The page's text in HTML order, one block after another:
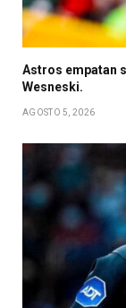
Astros empatan
Wesneski.
AGOSTO 5, 2026